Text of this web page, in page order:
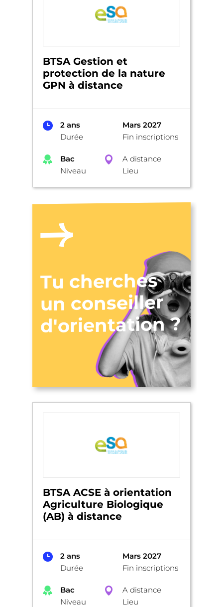
BTSA Gestion et
protection de la nature
GPN à distance
2 ans
Durée
Mars 2027
Fin inscriptions
Bac
Niveau
A distance
Lieu
Tu cherches
un conseiller
d'orientation ?
BTSA ACSE à orientation
Agriculture Biologique
(AB) à distance
2 ans
Durée
Mars 2027
Fin inscriptions
Bac
Niveau
A distance
Lieu